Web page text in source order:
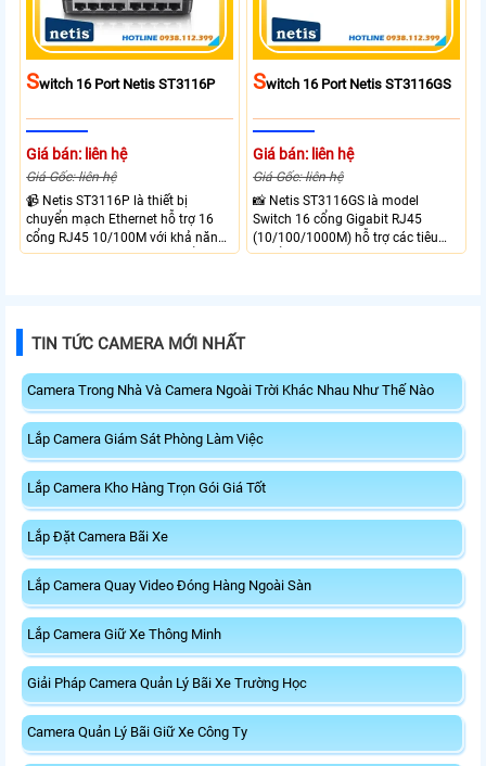
SWitch 16 Port Netis ST3116P
Giá bán: liên hệ
Giá Gốc: liên hệ
📹 Netis ST3116P là thiết bị
chuyển mạch Ethernet hỗ trợ 16
cổng RJ45 10/100M với khả năng
tương thích với các tiêu chuẩn IEEE
chuyển mạch 3.2Gbps đảm bảo
SWitch 16 Port Netis ST3116GS
Giá bán: liên hệ
Giá Gốc: liên hệ
📸 Netis ST3116GS là model
Switch 16 cổng Gigabit RJ45
(10/100/1000M) hỗ trợ các tiêu
chuẩn IEEE 802.3, IEEE 802.3u,
TIN TỨC CAMERA MỚI NHẤT
Camera Trong Nhà Và Camera Ngoài Trời Khác Nhau Như Thế Nào
Lắp Camera Giám Sát Phòng Làm Việc
Lắp Camera Kho Hàng Trọn Gói Giá Tốt
Lắp Đặt Camera Bãi Xe
Lắp Camera Quay Video Đóng Hàng Ngoài Sàn
Lắp Camera Giữ Xe Thông Minh
Giải Pháp Camera Quản Lý Bãi Xe Trường Học
Camera Quản Lý Bãi Giữ Xe Công Ty